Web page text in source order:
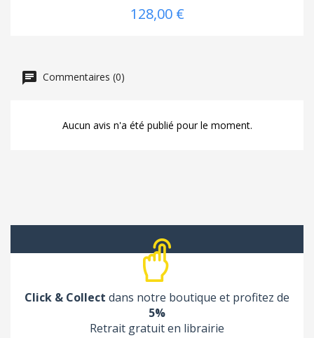
128,00 €
Commentaires (0)
Aucun avis n'a été publié pour le moment.
Click & Collect dans notre boutique et profitez de
5%
Retrait gratuit en librairie